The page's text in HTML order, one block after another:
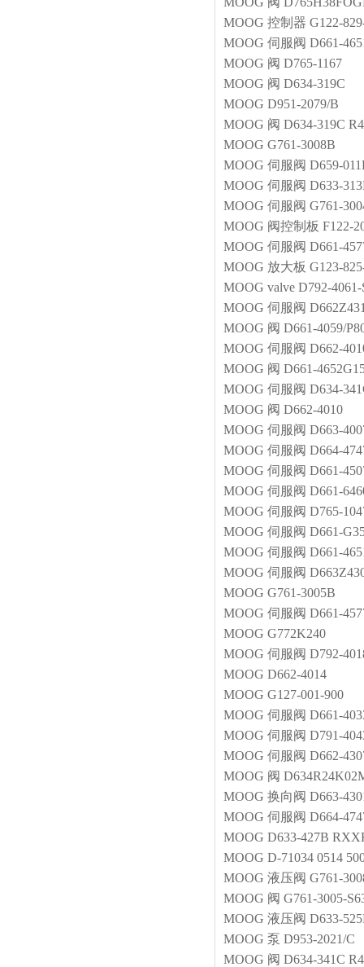
MOOG 控制器 G122-
MOOG 伺服阀 D661-
MOOG 阀 D765-1167
MOOG 阀 D634-319C
MOOG D951-2079/B
MOOG 阀 D634-319C
MOOG G761-3008B
MOOG 伺服阀 D659-
MOOG 伺服阀 D633-
MOOG 伺服阀 G761-
MOOG 阀控制板 F122-
MOOG 伺服阀 D661-
MOOG 放大板 G123-
MOOG valve D792-
MOOG 伺服阀
MOOG 阀 D661-4059/
MOOG 伺服阀 D662-
MOOG 阀 D661-
MOOG 伺服阀 D634-
MOOG 阀 D662-4010
MOOG 伺服阀 D663-
MOOG 伺服阀 D664-
MOOG 伺服阀 D661-
MOOG 伺服阀 D661-
MOOG 伺服阀 D765-
MOOG 伺服阀 D661-
MOOG 伺服阀 D661-
MOOG 伺服阀
MOOG G761-3005B
MOOG 伺服阀 D661-
MOOG G772K240
MOOG 伺服阀 D792-
MOOG D662-4014
MOOG G127-001-900
MOOG 伺服阀 D661-
MOOG 伺服阀 D791-
MOOG 伺服阀 D662-
MOOG 阀
MOOG 换向阀 D663-
MOOG 伺服阀 D664-
MOOG D633-427B
MOOG D-71034 0514
MOOG 液压阀 G761-
MOOG 阀 G761-3005-
MOOG 液压阀 D633-
MOOG 泵 D953-2021/C
MOOG 阀 D634-341C